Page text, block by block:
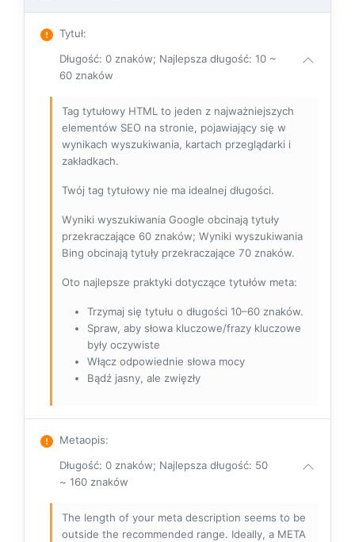
Tytuł:
Długość: 0 znaków; Najlepsza długość: 10 ~
60 znaków
Tag tytułowy HTML to jeden z najważniejszych
elementów SEO na stronie, pojawiający się w
wynikach wyszukiwania, kartach przeglądarki i
zakładkach.
Twój tag tytułowy nie ma idealnej długości.
Wyniki wyszukiwania Google obcinają tytuły
przekraczające 60 znaków; Wyniki wyszukiwania
Bing obcinają tytuły przekraczające 70 znaków.
Oto najlepsze praktyki dotyczące tytułów meta:
Trzymaj się tytułu o długości 10–60 znaków.
Spraw, aby słowa kluczowe/frazy kluczowe
były oczywiste
Włącz odpowiednie słowa mocy
Bądź jasny, ale zwięzły
Metaopis:
Długość: 0 znaków; Najlepsza długość: 50
~ 160 znaków
The length of your meta description seems to be
outside the recommended range. Ideally, a META